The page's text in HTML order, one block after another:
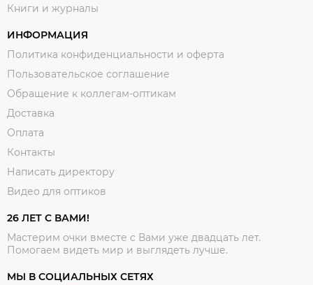
Книги и журналы
ИНФОРМАЦИЯ
Политика конфиденциальности и оферта
Пользовательское соглашение
Обращение к коллегам-оптикам
Доставка
Оплата
Контакты
Написать директору
Видео для оптиков
26 ЛЕТ С ВАМИ!
Мастерим очки вместе с Вами уже двадцать лет.
Помогаем видеть мир и выглядеть лучше.
МЫ В СОЦИАЛЬНЫХ СЕТЯХ